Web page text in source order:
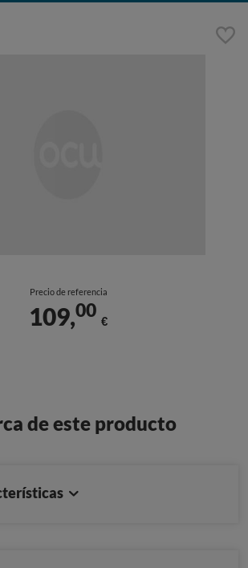
Precio de referencia
109,00
€
de este producto